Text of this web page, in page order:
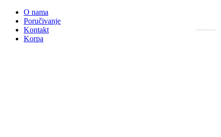
O nama
Poručivanje
Kontakt
Korpa